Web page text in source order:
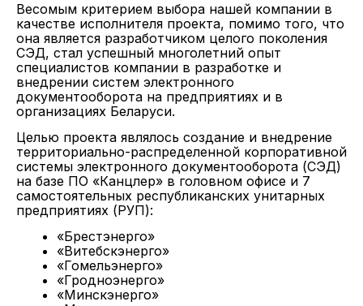
Весомым критерием выбора нашей компании в
качестве исполнителя проекта, помимо того, что
она является разработчиком целого поколения
СЭД, стал успешный многолетний опыт
специалистов компании в разработке и
внедрении систем электронного
документооборота на предприятиях и в
организациях Беларуси.
Целью проекта являлось создание и внедрение
территориально-распределенной корпоративной
системы электронного документооборота (СЭД)
на базе ПО «Канцлер» в головном офисе и 7
самостоятельных республиканских унитарных
предприятиях (РУП):
«Брестэнерго»
«Витебскэнерго»
«Гомельэнерго»
«Гродноэнерго»
«Минскэнерго»